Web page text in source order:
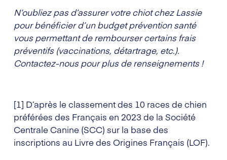
N’oubliez pas d’assurer votre chiot chez Lassie
pour bénéficier d’un budget prévention santé
vous permettant de rembourser certains frais
préventifs (vaccinations, détartrage, etc.).
Contactez-nous pour plus de renseignements !
[1] D’après le classement des 10 races de chien
préférées des Français en 2023 de la Société
Centrale Canine (SCC) sur la base des
inscriptions au Livre des Origines Français (LOF).